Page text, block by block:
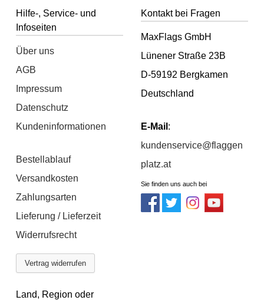
Hilfe-, Service- und
Infoseiten
Über uns
AGB
Impressum
Datenschutz
Kundeninformationen
Bestellablauf
Versandkosten
Zahlungsarten
Lieferung / Lieferzeit
Widerrufsrecht
Vertrag widerrufen
Kontakt bei Fragen
MaxFlags GmbH
Lünener Straße 23B
D-59192 Bergkamen
Deutschland
E-Mail :
kundenservice@flaggen
platz.at
Sie finden uns auch bei
Land, Region oder